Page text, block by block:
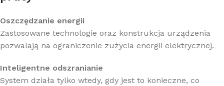
Oszczędzanie energii
Zastosowane technologie oraz konstrukcja urządzenia
pozwalają na ograniczenie zużycia energii elektrycznej.
Inteligentne odszranianie
System działa tylko wtedy, gdy jest to konieczne, co